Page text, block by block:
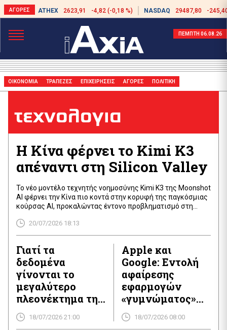
ATHEX 2623,91 -4,82 (-0,18 %) NASDAQ 29487,80 -
ΠΕΜΠΤΗ 06.08.26
ΟΙΚΟΝΟΜΙΑ ΤΡΑΠΕΖΕΣ ΕΠΙΧΕΙΡΗΣΕΙΣ ΑΓΟΡΕΣ ΠΟΛΙΤΙΚΗ
τεχνολογια
Η Κίνα φέρνει το Kimi K3
απέναντι στη Silicon Valley
Το νέο μοντέλο τεχνητής νοημοσύνης Kimi K3 της Moonshot
AI φέρνει την Κίνα πιο κοντά στην κορυφή της παγκόσμιας
κούρσας AI, προκαλώντας έντονο προβληματισμό στη
ανταγωνισμό με τις ΗΠΑ.
20/07/2026 18:13
Γιατί τα
δεδομένα
γίνονται το
μεγαλύτερο
πλεονέκτημα της
Κίνας στην AI
18/07/2026 21:00
Apple και
Google: Εντολή
αφαίρεσης
εφαρμογών
«γυμνώματος»
από τα App
Stores
18/07/2026 08:00